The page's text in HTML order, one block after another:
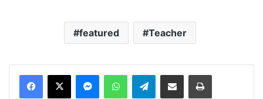
featured Teacher
MessengerWhatsAppTelegramShare via Email Print